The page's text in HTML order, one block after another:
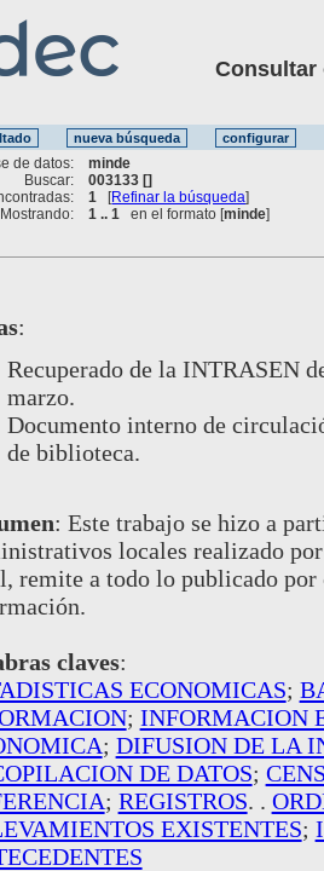
Consultar
de datos:
minde
Buscar:
003133 []
1 [Refinar la búsqueda]
Mostrando:
1 .. 1 en el formato [minde]
:
Recuperado de la INTRASEN
marzo.
Documento interno de
de biblioteca.
: Este trabajo se hizo a
locales realizado
remite a todo lo publicado
claves:
ECONOMICAS;
; INFORMACION
; DIFUSION DE LA
DE DATOS;
; REGISTROS. .
EXISTENTES;